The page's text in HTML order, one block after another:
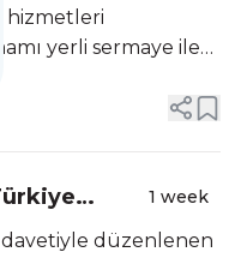
hizmetleri
yerli sermaye ile
finansal t...
1 week
davetiyle düzenlenen